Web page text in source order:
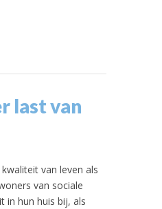
last van
van leven als
van sociale
in hun huis bij, als